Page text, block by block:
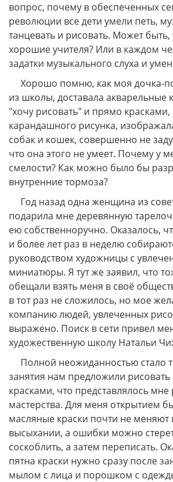
вопрос, почему в обеспеченных
революции все дети умели петь,
танцевать и рисовать. Может
хорошие учителя? Или в каждом
задатки музыкального слуха и
Хорошо помню, как моя дочка-
из школы, доставала акварельные
"хочу рисовать" и прямо красками,
карандашного рисунка,
собак и кошек, совершенно не
что она этого не умеет. Почему у
смелости? Как можно было бы
внутренние тормоза?
Год назад одна женщина из
подарила мне деревянную
ею собственноручно. Оказалось,
и более лет раз в неделю
руководством художницы с
миниатюры. Я тут же заявил, что
обещали взять меня в своё
в тот раз не сложилось, но мое
компанию людей, увлеченных
выражено. Поиск в сети привел
художественную школу Натальи
Полной неожиданностью стало
занятия нам предложили
красками, что представлялось
мастерства. Для меня открытием
масляные краски почти не меняют
высыхании, а ошибки можно
соскоблить, а затем переписать.
пятна краски нужно сразу после
мылом с лица и порошком с